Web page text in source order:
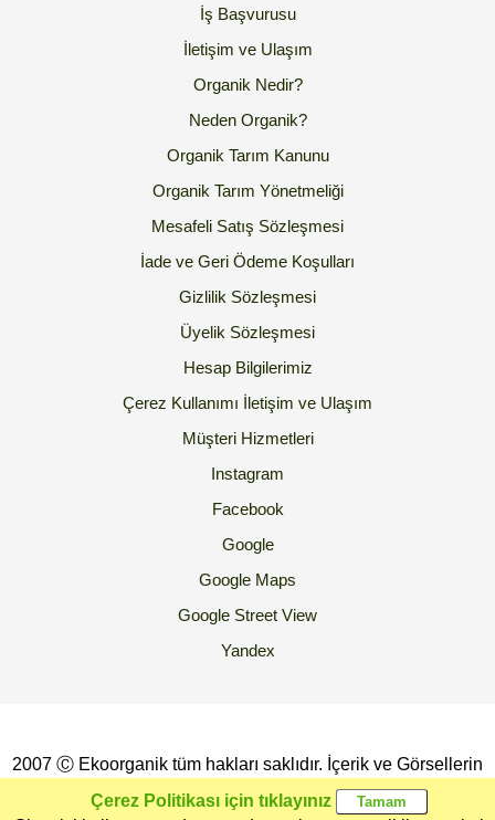
İş Başvurusu
İletişim ve Ulaşım
Organik Nedir?
Neden Organik?
Organik Tarım Kanunu
Organik Tarım Yönetmeliği
Mesafeli Satış Sözleşmesi
İade ve Geri Ödeme Koşulları
Gizlilik Sözleşmesi
Üyelik Sözleşmesi
Hesap Bilgilerimiz
Çerez Kullanımı İletişim ve Ulaşım
Müşteri Hizmetleri
Instagram
Facebook
Google
Google Maps
Google Street View
Yandex
Çerez Politikası için tıklayınız
2007 Ⓒ Ekoorganik tüm hakları saklıdır. İçerik ve Görsellerin
İzinsiz Kopyalanması yada Kullanılması Yasaktır.